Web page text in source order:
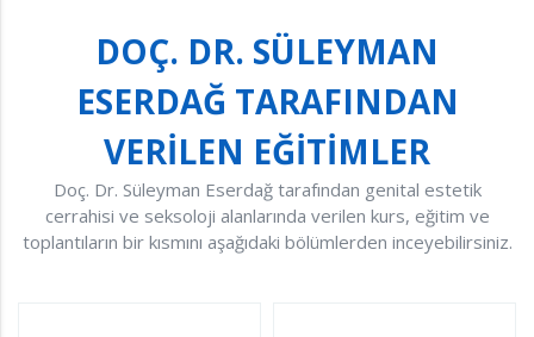
DOÇ. DR. SÜLEYMAN
ESERDAĞ TARAFINDAN
VERİLEN EĞİTİMLER
Doç. Dr. Süleyman Eserdağ tarafından genital estetik
cerrahisi ve seksoloji alanlarında verilen kurs, eğitim ve
toplantıların bir kısmını aşağıdaki bölümlerden inceyebilirsiniz.